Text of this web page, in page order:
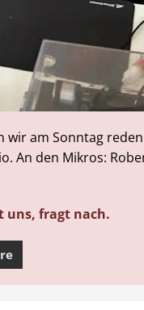
am Sonntag
An den Mikros:
uns, fragt nach.